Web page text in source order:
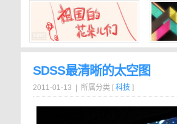
SDSS最清晰的太空图
2011-01-13 | 所属分类 [ 科技 ]